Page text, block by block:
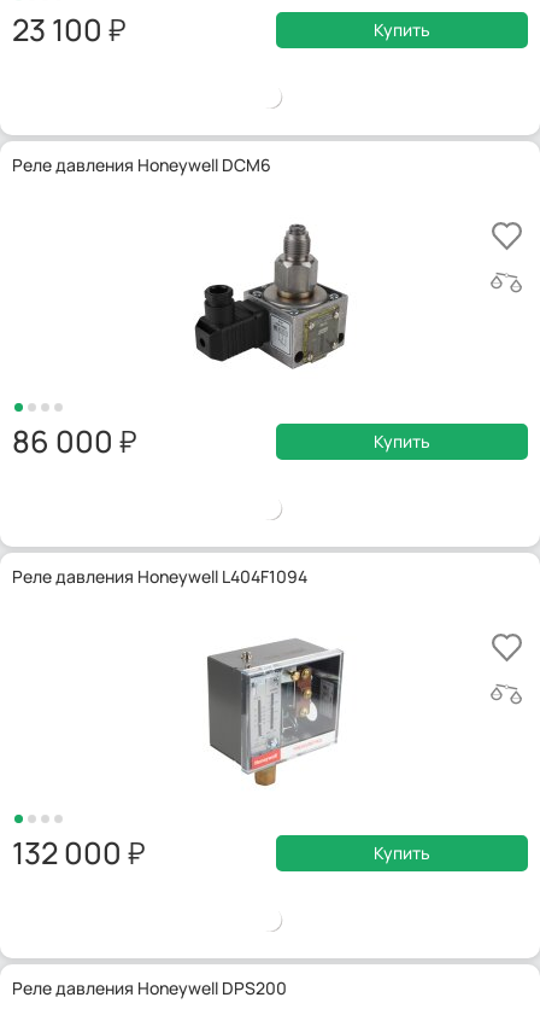
23 100 Купить
Реле давления Honeywell DCM6
86 000 Купить
Реле давления Honeywell L404F1094
132 000 Купить
Реле давления Honeywell DPS200